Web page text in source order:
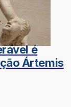
é
Ártemis